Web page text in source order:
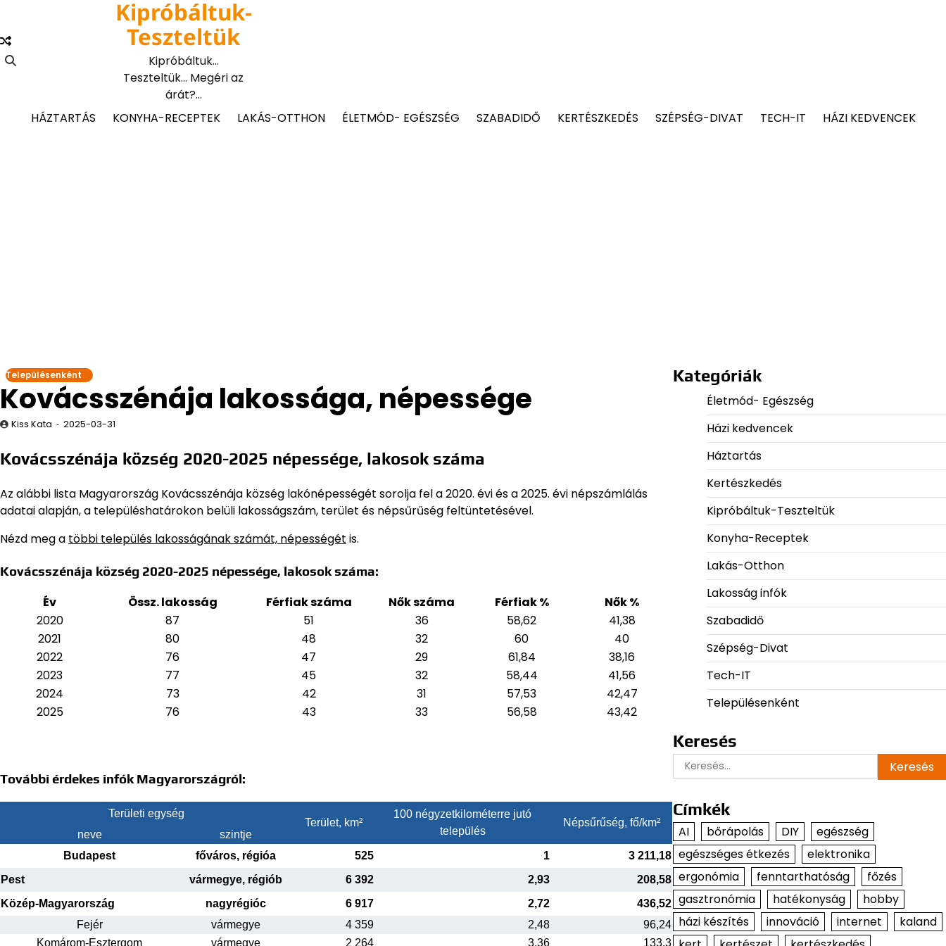
content
Kipróbáltuk-
Teszteltük
Kipróbáltuk…
Teszteltük… Megéri az
árát?…
HÁZTARTÁS
KONYHA-RECEPTEK LAKÁS-OTTHON ÉLETMÓD- EGÉSZSÉG SZABADIDŐ KERTÉSZKEDÉS SZÉPSÉG-DIVAT TECH-IT HÁZI KEDVENCEK
Településenként
Kovácsszénája lakossága, népessége
Kiss Kata 2025-03-31
Kovácsszénája község 2020-2025 népessége, lakosok száma
Az alábbi lista Magyarország Kovácsszénája község lakónépességét sorolja fel a 2020. évi és a 2025. évi népszámlálás
adatai alapján,a településhatárokon belüli lakosságszám, terület és népsűrűség feltüntetésével.
Nézd meg a többi település lakosságának számát, népességét is.
Kovácsszénája község 2020-2025 népessége, lakosok száma:
Év Össz. lakosság Férfiak száma Nők száma Férfiak %
Nők %
2020
87 51 36 58,62
41,38
2021
80 48 32 60
40
2022
76 47 29 61,84
38,16
2023
77 45 32 58,44
41,56
2024
73 42 31 57,53
42,47
2025
76 43 33 56,58 43,42
További érdekes infók Magyarországról:
Területi egység
Terület, km²
100 négyzetkilométerre jutó
település
Népsűrűség, fő/km²
neve
szintje
Budapest
főváros, régióa 525 1
3 211,18
Pest
vármegye, régiób 6 392 2,93
208,58
Közép-Magyarország
nagyrégióc 6 917 2,72
436,52
Fejér
vármegye 4 359 2,48
96,24
Komárom-Esztergom
vármegye 2 264 3,36 133,3
Kategóriák
Életmód- Egészség
Házi kedvencek
Háztartás
Kertészkedés
Kipróbáltuk-Teszteltük
Konyha-Receptek
Lakás-Otthon
Lakosság infók
Szabadidő
Szépség-Divat
Tech-IT
Településenként
Keresés
Keresés:
Címkék
AI bőrápolás DIY
egészség
egészséges étkezés
elektronika
ergonómia
fenntarthatóság
főzés
gasztronómia
hatékonyság
hobby
házi készítés
innováció internet
kaland